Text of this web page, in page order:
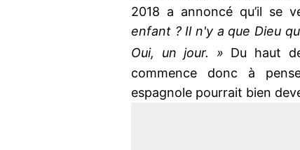
2018 a annoncé qu’il se
enfant ? Il n'y a que Dieu
Oui, un jour. » Du haut
commence donc à
espagnole pourrait bien